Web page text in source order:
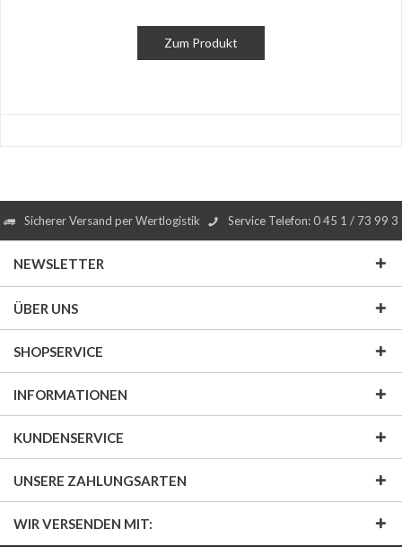
Zum Produkt
Sicherer Versand per Wertlogistik Service Telefon: 0 45 1 / 73 99 3
NEWSLETTER
ÜBER UNS
SHOPSERVICE
INFORMATIONEN
KUNDENSERVICE
UNSERE ZAHLUNGSARTEN
WIR VERSENDEN MIT: